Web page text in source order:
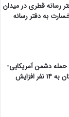
رسانه قطری در میدان
به دفتر رسانه
دشمن آمریکایی-
صهیونیستی به دادگستری لارستان به ۱۴ نفر افزایش